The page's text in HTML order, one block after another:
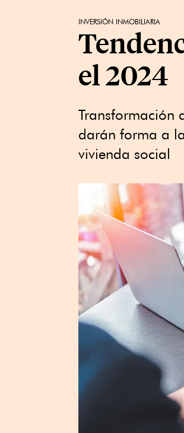
INVERSIÓN INMOBILIARIA
el 2024
Transformación
darán forma a
vivienda social